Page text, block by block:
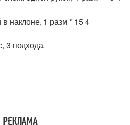
в наклоне, 1 разм * 15 4
3 подхода.